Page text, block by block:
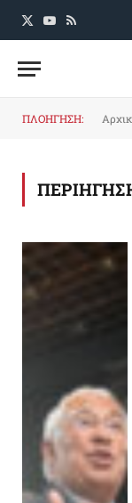
X
YouTube
RSS
ΠΛΟΗΓΗΣΗ: